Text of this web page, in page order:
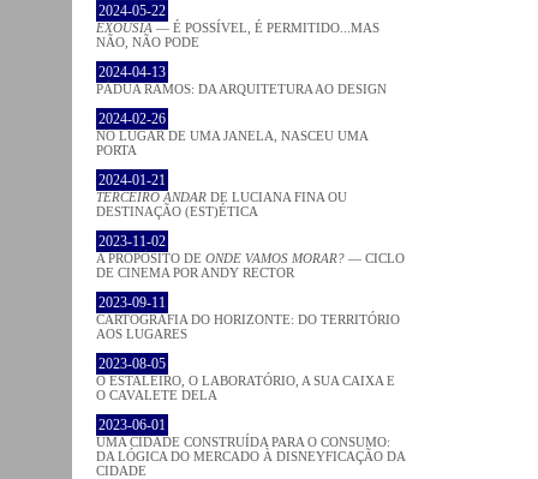
2024-05-22
EXOUSIA — É POSSÍVEL, É PERMITIDO...MAS
NÃO, NÃO PODE
2024-04-13
PÁDUA RAMOS: DA ARQUITETURA AO DESIGN
2024-02-26
NO LUGAR DE UMA JANELA, NASCEU UMA
PORTA
2024-01-21
TERCEIRO ANDAR DE LUCIANA FINA OU
DESTINAÇÃO (EST)ÉTICA
2023-11-02
A PROPÓSITO DE ONDE VAMOS MORAR? — CICLO
DE CINEMA POR ANDY RECTOR
2023-09-11
CARTOGRAFIA DO HORIZONTE: DO TERRITÓRIO
AOS LUGARES
2023-08-05
O ESTALEIRO, O LABORATÓRIO, A SUA CAIXA E
O CAVALETE DELA
2023-06-01
UMA CIDADE CONSTRUÍDA PARA O CONSUMO:
DA LÓGICA DO MERCADO À DISNEYFICAÇÃO DA
CIDADE